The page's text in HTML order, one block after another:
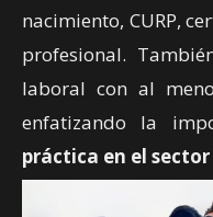
nacimiento, CURP,
profesional.
laboral con al
enfatizando la
práctica en el